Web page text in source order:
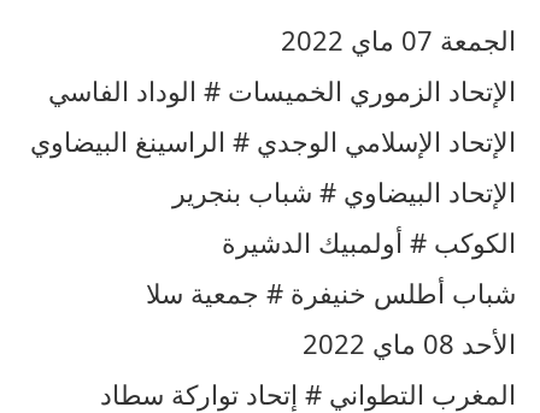
الجمعة 07 ماي 2022
الإتحاد الزموري الخميسات # الوداد الفاسي
الإتحاد الإسلامي الوجدي # الراسينغ البيضاوي
الإتحاد البيضاوي # شباب بنجرير
الكوكب # أولمبيك الدشيرة
شباب أطلس خنيفرة # جمعية سلا
الأحد 08 ماي 2022
المغرب التطواني # إتحاد تواركة سطاد